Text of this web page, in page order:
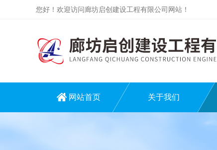
您好！欢迎访问廊坊启创建设工程有限公司网站！
网站首页 关于我们